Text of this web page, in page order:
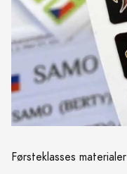
Førsteklasses materialer